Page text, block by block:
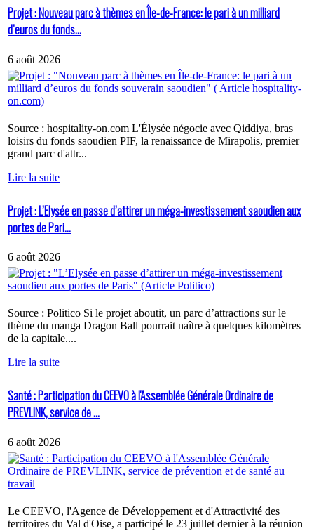
Projet : Nouveau parc à thèmes en Île-de-France: le pari à un milliard
d’euros du fonds...
6 août 2026
Source : hospitality-on.com L'Élysée négocie avec Qiddiya, bras
loisirs du fonds saoudien PIF, la renaissance de Mirapolis, premier
grand parc d'attr...
Lire la suite
Projet : L’Elysée en passe d’attirer un méga-investissement saoudien aux
portes de Pari...
6 août 2026
Source : Politico Si le projet aboutit, un parc d’attractions sur le
thème du manga Dragon Ball pourrait naître à quelques kilomètres
de la capitale....
Lire la suite
Santé : Participation du CEEVO à l'Assemblée Générale Ordinaire de
PREVLINK, service de ...
6 août 2026
Le CEEVO, l'Agence de Développement et d'Attractivité des
territoires du Val d'Oise, a participé le 23 juillet dernier à la réunion